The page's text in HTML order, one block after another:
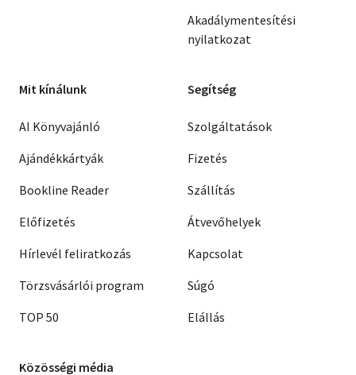
Akadálymentesítési
nyilatkozat
Mit kínálunk
AI Könyvajánló
Ajándékkártyák
Bookline Reader
Előfizetés
Hírlevél feliratkozás
Törzsvásárlói program
TOP 50
Segítség
Szolgáltatások
Fizetés
Szállítás
Átvevőhelyek
Kapcsolat
Súgó
Elállás
Közösségi média